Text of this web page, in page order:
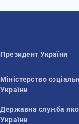
Президент України
Міністерство
України
Державна служба
України